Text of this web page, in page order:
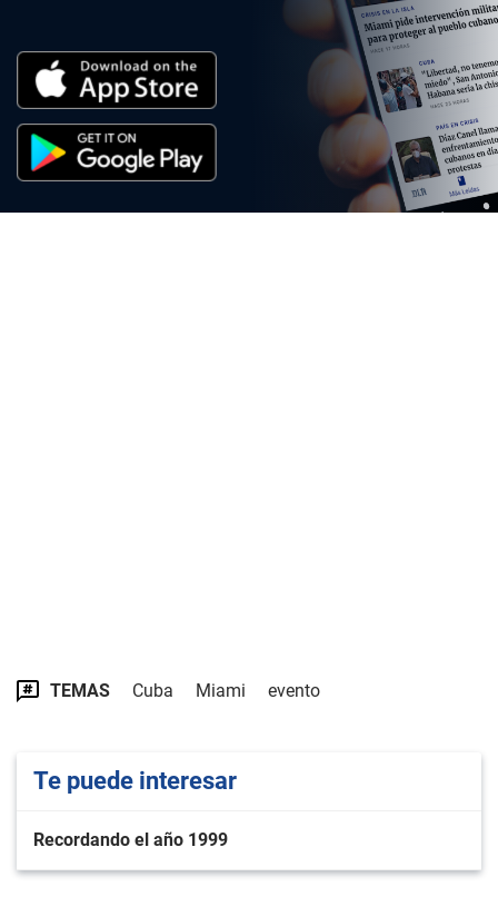
TEMAS Cuba Miami evento
Te puede interesar
Recordando el año 1999